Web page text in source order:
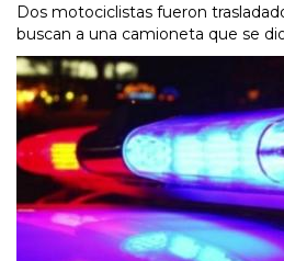
Dos motociclistas fueron
buscan a una camioneta que se